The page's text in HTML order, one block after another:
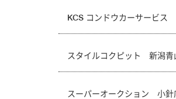
KCS コンドウカーサービス
スタイルコクピット 新潟青
スーパーオークション 小針